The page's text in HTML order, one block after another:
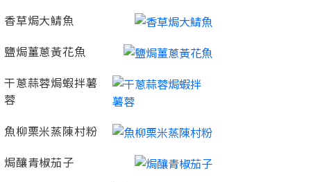
香草焗大鯖魚
鹽焗薑蔥黃花魚
干蔥蒜蓉焗蝦拌薯
蓉
魚柳栗米蒸陳村粉
焗釀青椒茄子